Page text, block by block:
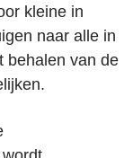
kleine in
naar alle in
behalen van de